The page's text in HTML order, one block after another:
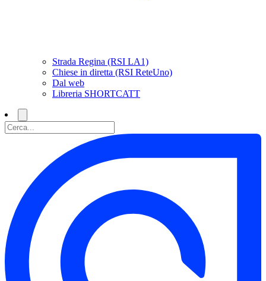
Strada Regina (RSI LA1)
Chiese in diretta (RSI ReteUno)
Dal web
Libreria SHORTCATT